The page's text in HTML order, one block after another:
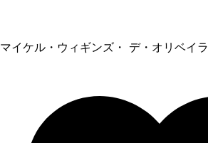
マイケル・ウィギンズ・ デ・オリベイラ